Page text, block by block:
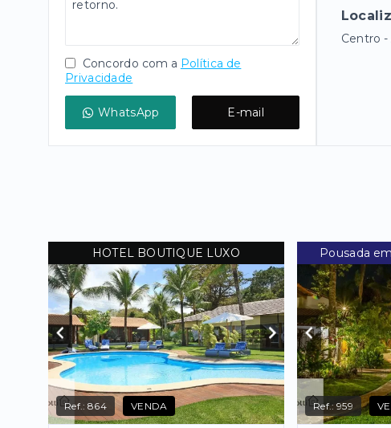
Centro
Concordo com a Política de
Privacidade
WhatsApp E-mail
HOTEL BOUTIQUE LUXO
Ref.:864 VENDA
Pousada
Ref.:959